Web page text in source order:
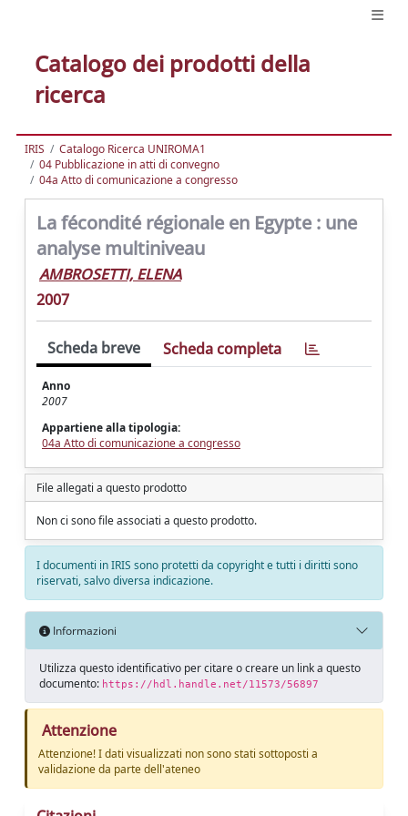
Catalogo dei prodotti della
ricerca
IRIS
Catalogo Ricerca UNIROMA1
04 Pubblicazione in atti di convegno
04a Atto di comunicazione a congresso
La fécondité régionale en Egypte : une
analyse multiniveau
AMBROSETTI, ELENA
2007
Scheda breve Scheda completa
Anno
2007
Appartiene alla tipologia:
04a Atto di comunicazione a congresso
File allegati a questo prodotto
Non ci sono file associati a questo prodotto.
I documenti in IRIS sono protetti da copyright e tutti i diritti sono
riservati, salvo diversa indicazione.
Informazioni
Utilizza questo identificativo per citare o creare un link a questo
documento: https://hdl.handle.net/11573/56897
Attenzione
Attenzione! I dati visualizzati non sono stati sottoposti a
validazione da parte dell'ateneo